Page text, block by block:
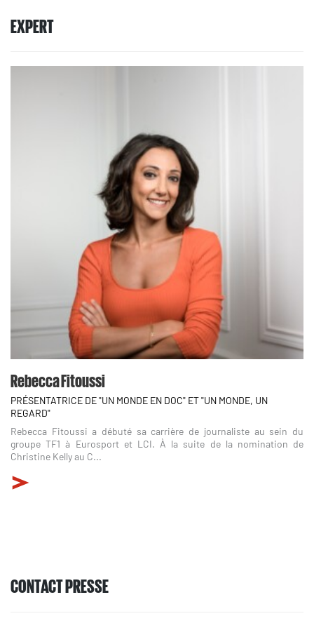
EXPERT
Rebecca Fitoussi
PRÉSENTATRICE DE "UN MONDE EN DOC" ET "UN MONDE, UN
REGARD"
Rebecca Fitoussi a débuté sa carrière de journaliste au sein du
groupe TF1 à Eurosport et LCI. À la suite de la nomination de
Christine Kelly au C...
CONTACT PRESSE